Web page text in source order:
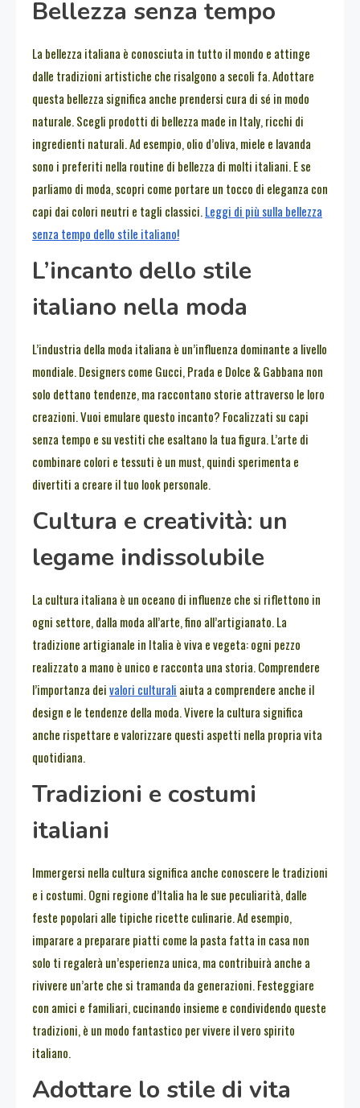
Bellezza senza tempo
La bellezza italiana è conosciuta in tutto il mondo e attinge
dalle tradizioni artistiche che risalgono a secoli fa. Adottare
questa bellezza significa anche prendersi cura di sé in modo
naturale. Scegli prodotti di bellezza made in Italy, ricchi di
ingredienti naturali. Ad esempio, olio d’oliva, miele e lavanda
sono i preferiti nella routine di bellezza di molti italiani. E se
parliamo di moda, scopri come portare un tocco di eleganza con
capi dai colori neutri e tagli classici.Leggi di più sulla bellezza
senza tempo dello stile italiano!
L’incanto dello stile
italiano nella moda
L’industria della moda italiana è un’influenza dominante a livello
mondiale. Designers come Gucci, Prada e Dolce & Gabbana non
solo dettano tendenze, ma raccontano storie attraverso le loro
creazioni. Vuoi emulare questo incanto? Focalizzati su capi
senza tempo e su vestiti che esaltano la tua figura. L’arte di
combinare colori e tessuti è un must, quindi sperimenta e
divertiti a creare il tuo look personale.
Cultura e creatività: un
legame indissolubile
La cultura italiana è un oceano di influenze che si riflettono in
ogni settore, dalla moda all’arte, fino all’artigianato. La
tradizione artigianale in Italia è viva e vegeta: ogni pezzo
realizzato a mano è unico e racconta una storia. Comprendere
l’importanza deivalori culturali aiuta a comprendere anche il
design e le tendenze della moda. Vivere la cultura significa
anche rispettare e valorizzare questi aspetti nella propria vita
quotidiana.
Tradizioni e costumi
italiani
Immergersi nella cultura significa anche conoscere le tradizioni
e i costumi. Ogni regione d’Italia ha le sue peculiarità, dalle
feste popolari alle tipiche ricette culinarie. Ad esempio,
imparare a preparare piatti come la pasta fatta in casa non
solo ti regalerà un’esperienza unica, ma contribuirà anche a
rivivere un’arte che si tramanda da generazioni. Festeggiare
con amici e familiari, cucinando insieme e condividendo queste
tradizioni, è un modo fantastico per vivere il vero spirito
italiano.
Adottare lo stile di vita